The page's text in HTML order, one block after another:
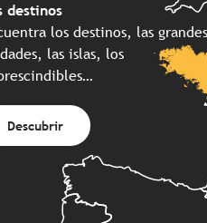
destinos
los destinos, las grandes
las islas, los
Descubrir